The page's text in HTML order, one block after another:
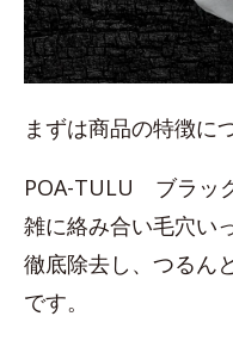
まずは商品の特徴に
POA-TULU ブラッ
雑に絡み合い毛穴い
徹底除去し、つるん
です。